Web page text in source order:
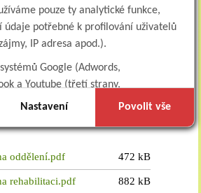
(noční stolky, šatní skříně)
vybavení na jednotlivých odděleních
oddělení.pdf
472 kB
rehabilitaci.pdf 882 kB
pouze ty analytické funkce,
údaje potřebné k profilování uživatelů
IP adresa apod.).
Google (Adwords,
a Youtube (třetí strany,
slouží k marketingovému
personalizované reklamy na
CookieBot (třetí strany, dlouhodobé),
Nastavení Povolit vše